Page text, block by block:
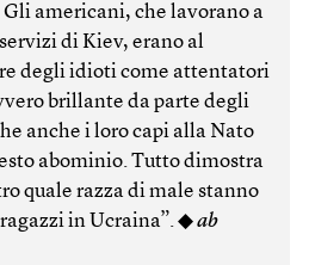
americani, che lavorano a
di Kiev, erano al
degli idioti come attentatori
brillante da parte degli
anche i loro capi alla Nato
abominio. Tutto dimostra
quale razza di male stanno
in Ucraina”. ◆ab